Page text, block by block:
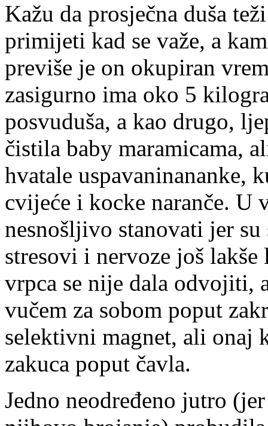
Kažu da prosječna duša
primijeti kad se važe, a
previše je on okupiran
zasigurno ima oko 5
posvuduša, a kao drugo,
čistila baby maramicama,
hvatale uspavaninananke,
cvijeće i kocke naranče. U
nesnošljivo stanovati jer
stresovi i nervoze još
vrpca se nije dala odvojiti,
vučem za sobom poput
selektivni magnet, ali onaj
zakuca poput čavla.
Jedno neodređeno jutro